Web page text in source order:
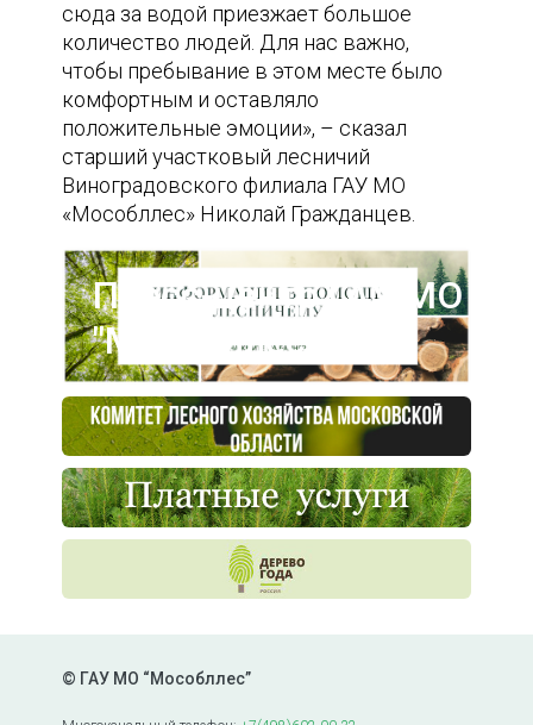
сюда за водой приезжает большое
количество людей. Для нас важно,
чтобы пребывание в этом месте было
комфортным и оставляло
положительные эмоции», – сказал
старший участковый лесничий
Виноградовского филиала ГАУ МО
«Мособллес» Николай Гражданцев.
Пресс-центр ГАУ МО
"Мособллес"
© ГАУ МО “Мособллес”